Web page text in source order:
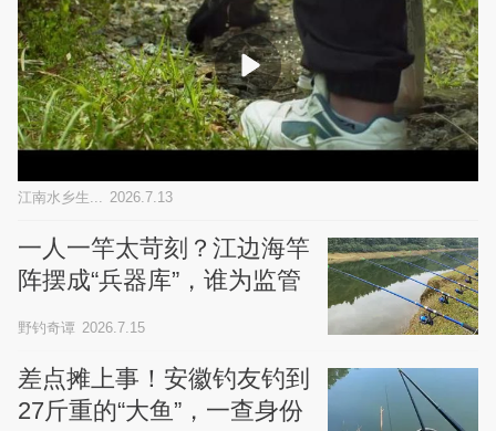
江南水乡生... 2026.7.13
一人一竿太苛刻？江边海竿
阵摆成“兵器库”，谁为监管
野钓奇谭 2026.7.15
差点摊上事！安徽钓友钓到
27斤重的“大鱼”，一查身份